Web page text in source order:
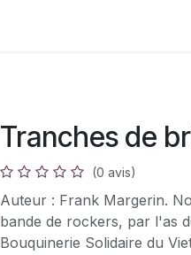
Tranches de
(0 avis)
Auteur : Frank Margerin.
bande de rockers, par l'as
Bouquinerie Solidaire du